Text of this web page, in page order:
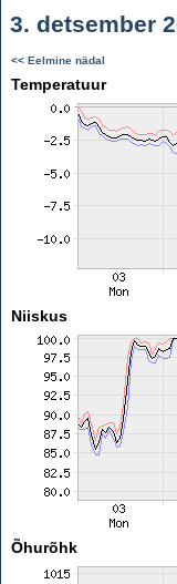
3. detsember
<< Eelmine nädal
Temperatuur
Niiskus
Õhurõhk